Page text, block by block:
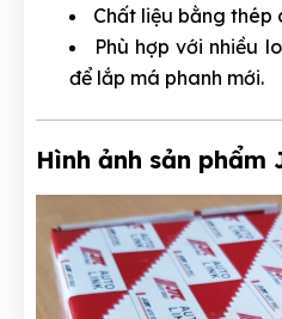
Chất liệu bằng thép
Phù hợp với nhiều
để lắp má phanh mới.
Hình ảnh sản phẩm